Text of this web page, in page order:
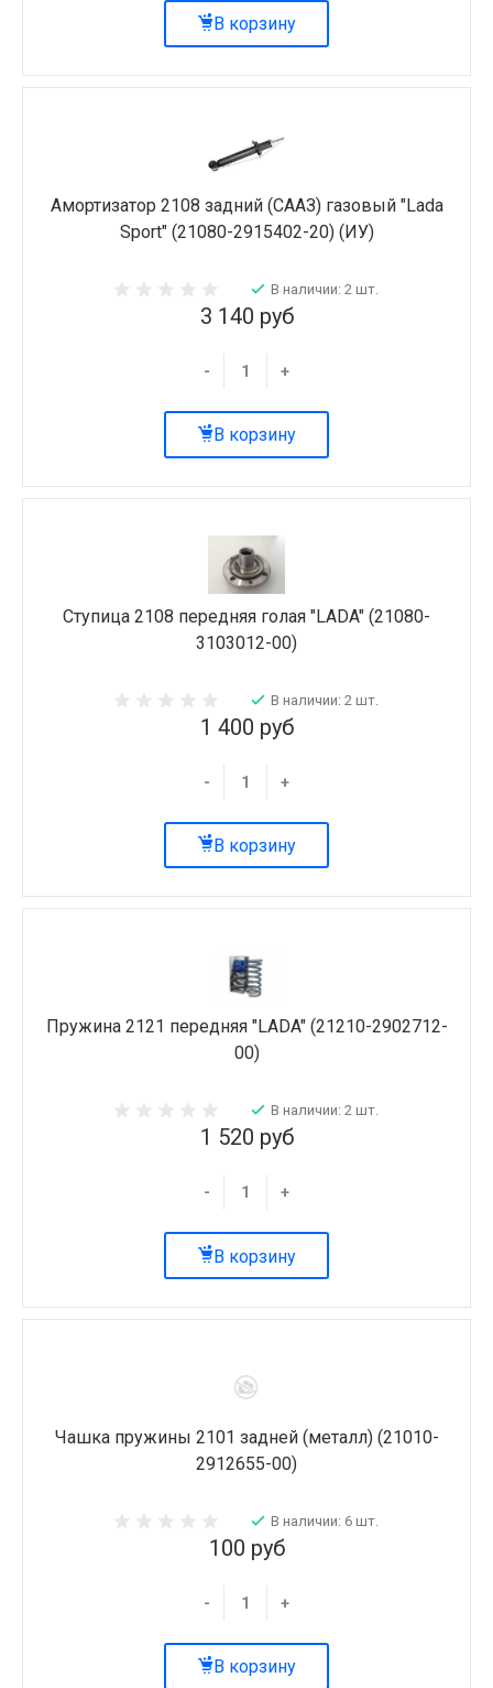
В корзину
Амортизатор 2108 задний (СААЗ) газовый "Lada
Sport" (21080-2915402-20) (ИУ)
В наличии: 2 шт.
3 140 руб
- +
В корзину
Ступица 2108 передняя голая "LADA" (21080-
3103012-00)
В наличии: 2 шт.
1 400 руб
- +
В корзину
Пружина 2121 передняя "LADA" (21210-2902712-
00)
В наличии: 2 шт.
1 520 руб
- +
В корзину
Чашка пружины 2101 задней (металл) (21010-
2912655-00)
В наличии: 6 шт.
100 руб
- +
В корзину